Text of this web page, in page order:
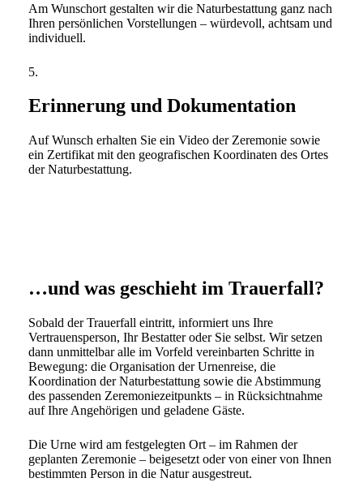
Am Wunschort gestalten wir die Naturbestattung ganz nach
Ihren persönlichen Vorstellungen – würdevoll, achtsam und
individuell.
5.
Erinnerung und Dokumentation
Auf Wunsch erhalten Sie ein Video der Zeremonie sowie
ein Zertifikat mit den geografischen Koordinaten des Ortes
der Naturbestattung.
…und was geschieht im Trauerfall?
Sobald der Trauerfall eintritt, informiert uns Ihre
Vertrauensperson, Ihr Bestatter oder Sie selbst. Wir setzen
dann unmittelbar alle im Vorfeld vereinbarten Schritte in
Bewegung: die Organisation der Urnenreise, die
Koordination der Naturbestattung sowie die Abstimmung
des passenden Zeremoniezeitpunkts – in Rücksichtnahme
auf Ihre Angehörigen und geladene Gäste.
Die Urne wird am festgelegten Ort – im Rahmen der
geplanten Zeremonie – beigesetzt oder von einer von Ihnen
bestimmten Person in die Natur ausgestreut.